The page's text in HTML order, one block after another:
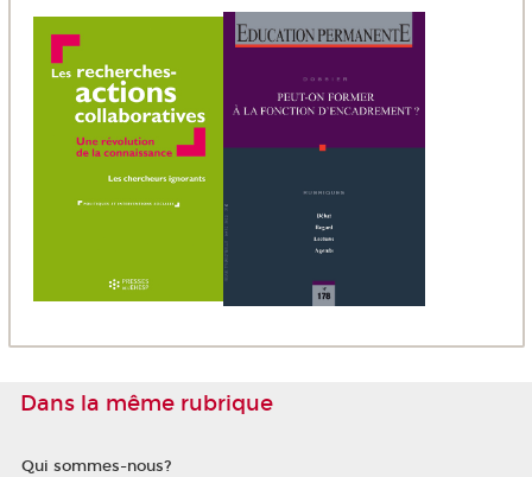
Dans la même rubrique
Qui sommes-nous?